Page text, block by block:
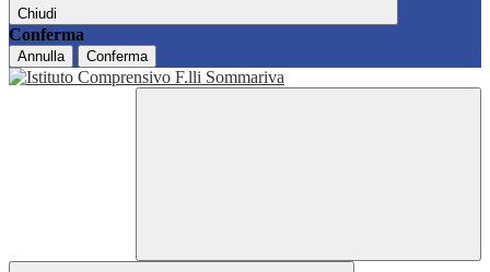
Chiudi
Conferma
Annulla Conferma